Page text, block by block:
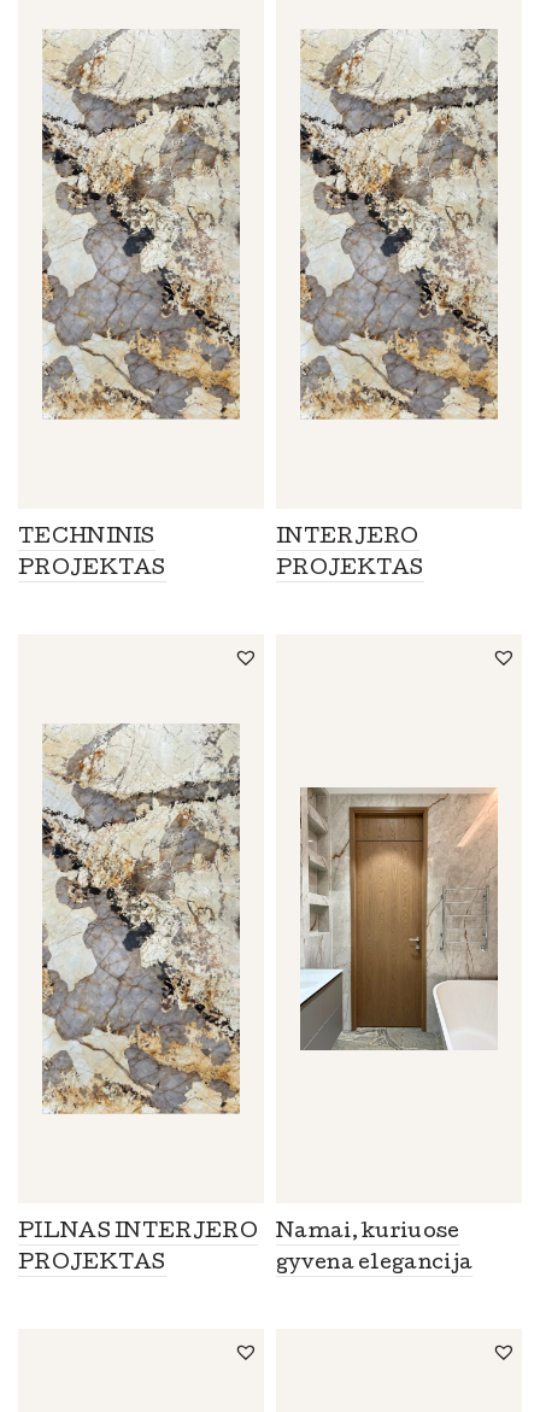
TECHNINIS
PROJEKTAS
INTERJERO
PROJEKTAS
PILNAS INTERJERO
PROJEKTAS
Namai, kuriuose
gyvena elegancija